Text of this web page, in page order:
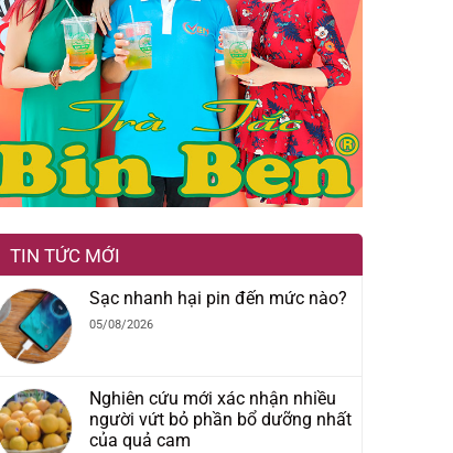
TIN TỨC MỚI
Sạc nhanh hại pin đến mức nào?
05/08/2026
Nghiên cứu mới xác nhận nhiều
người vứt bỏ phần bổ dưỡng nhất
của quả cam